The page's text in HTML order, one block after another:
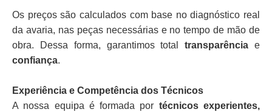
Os preços são calculados com base no diagnóstico real
da avaria, nas peças necessárias e no tempo de mão de
obra. Dessa forma, garantimos totaltransparência e
confiança.
Experiência e Competência dos Técnicos
A nossa equipa é formada por técnicos experientes,